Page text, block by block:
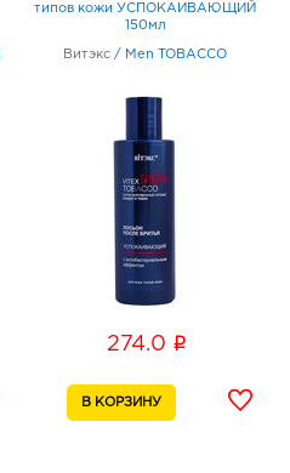
типов кожи УСПОКАИВАЮЩИЙ
150мл
Витэкс / Men TOBACCO
274.0 i